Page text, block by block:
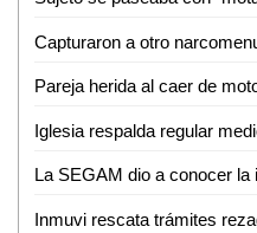
Capturaron a otro
Pareja herida al caer de